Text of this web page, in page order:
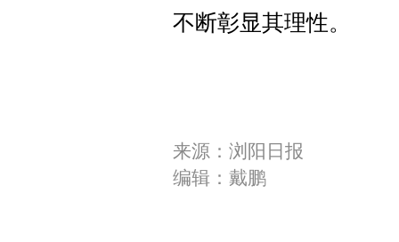
不断彰显其理性。
来源：浏阳日报
编辑：戴鹏